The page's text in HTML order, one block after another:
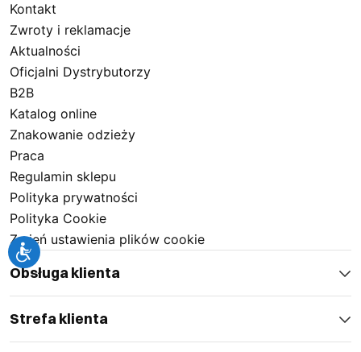
Kontakt
Zwroty i reklamacje
Aktualności
Oficjalni Dystrybutorzy
B2B
Katalog online
Znakowanie odzieży
Praca
Regulamin sklepu
Polityka prywatności
Polityka Cookie
Zmień ustawienia plików cookie
Obsługa klienta
Strefa klienta